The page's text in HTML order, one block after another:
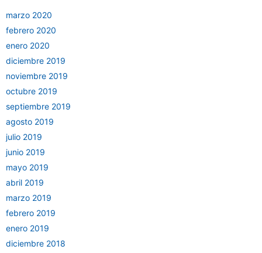
marzo 2020
febrero 2020
enero 2020
diciembre 2019
noviembre 2019
octubre 2019
septiembre 2019
agosto 2019
julio 2019
junio 2019
mayo 2019
abril 2019
marzo 2019
febrero 2019
enero 2019
diciembre 2018